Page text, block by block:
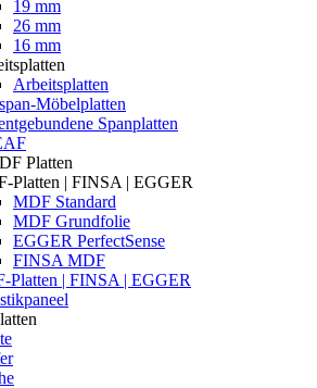
19 mm
26 mm
16 mm
Arbeitsplatten
Möbelplatten
Spanplatten
Platten
Platten | FINSA | EGGER
MDF Standard
MDF Grundfolie
EGGER PerfectSense
FINSA MDF
Platten | FINSA | EGGER